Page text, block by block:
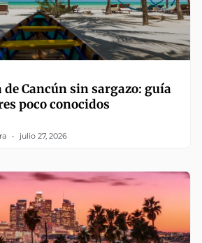
de Cancún sin sargazo: guía
poco conocidos
julio 27, 2026